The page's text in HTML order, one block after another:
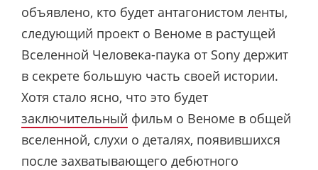
объявлено, кто будет антагонистом ленты,
следующий проект о Веноме в растущей
Вселенной Человека-паука от Sony держит
в секрете большую часть своей истории.
Хотя стало ясно, что это будет
заключительный фильм о Веноме в общей
вселенной, слухи о деталях, появившихся
после захватывающего дебютного